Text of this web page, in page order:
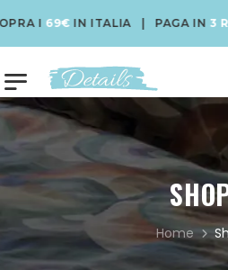
IN ITALIA | PAGA IN3 RATE
Home